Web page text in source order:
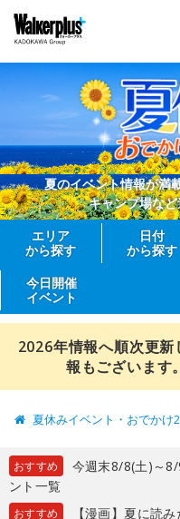
夏のイベント情報が満
キャンプ場な
エリア
から探す
日付
から探す
今日開催
イベント
2026年情報へ順次更
報もございます
夏休みイベント・おでかけ
おすすめ
今週末8/8(土)～
ント一覧
おすすめ 【漫画】夏に読